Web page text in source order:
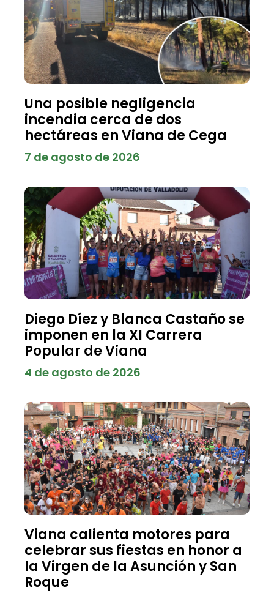
Una posible negligencia
incendia cerca de dos
hectáreas en Viana de Cega
7 de agosto de 2026
Diego Díez y Blanca Castaño se
imponen en la XI Carrera
Popular de Viana
4 de agosto de 2026
Viana calienta motores para
celebrar sus fiestas en honor a
la Virgen de la Asunción y San
Roque